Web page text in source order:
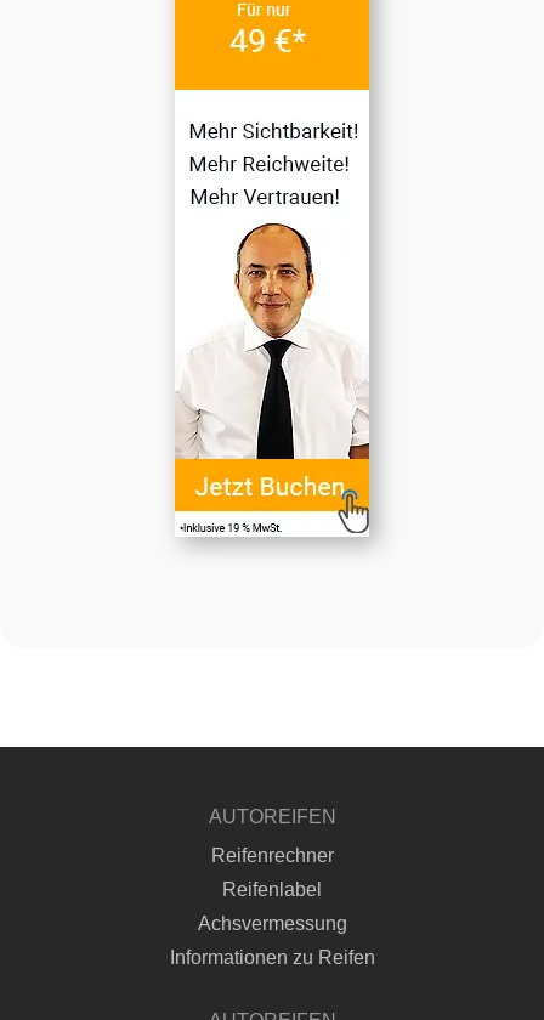
AUTOREIFEN
Reifenrechner
Reifenlabel
Achsvermessung
Informationen zu Reifen